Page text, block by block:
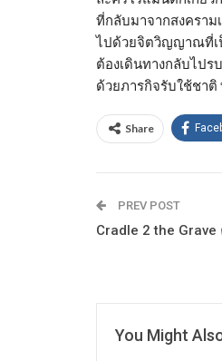
ที่กลับมาจากสงครา
ไปด้วยจิตวิญญาณที่เ
ต้องเดินทางกลับไปร
ด้วยภารกิจรับใช้ชาติ
Share
PREV POST
Cradle 2 the Grave
You Might